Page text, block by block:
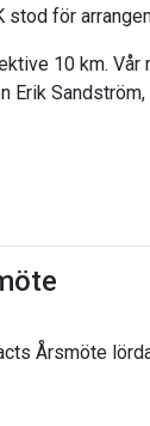
stod för
10 km.
Erik
Årsmöte